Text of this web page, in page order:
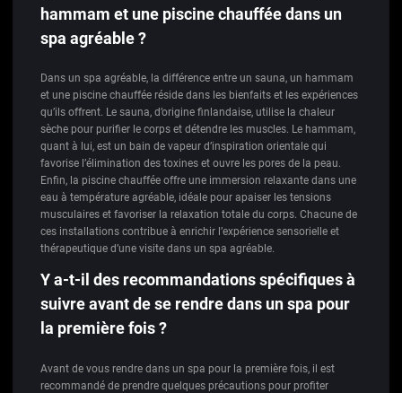
hammam et une piscine chauffée dans un
spa agréable ?
Dans un spa agréable, la différence entre un sauna, un hammam
et une piscine chauffée réside dans les bienfaits et les expériences
qu’ils offrent. Le sauna, d’origine finlandaise, utilise la chaleur
sèche pour purifier le corps et détendre les muscles. Le hammam,
quant à lui, est un bain de vapeur d’inspiration orientale qui
favorise l’élimination des toxines et ouvre les pores de la peau.
Enfin, la piscine chauffée offre une immersion relaxante dans une
eau à température agréable, idéale pour apaiser les tensions
musculaires et favoriser la relaxation totale du corps. Chacune de
ces installations contribue à enrichir l’expérience sensorielle et
thérapeutique d’une visite dans un spa agréable.
Y a-t-il des recommandations spécifiques à
suivre avant de se rendre dans un spa pour
la première fois ?
Avant de vous rendre dans un spa pour la première fois, il est
recommandé de prendre quelques précautions pour profiter